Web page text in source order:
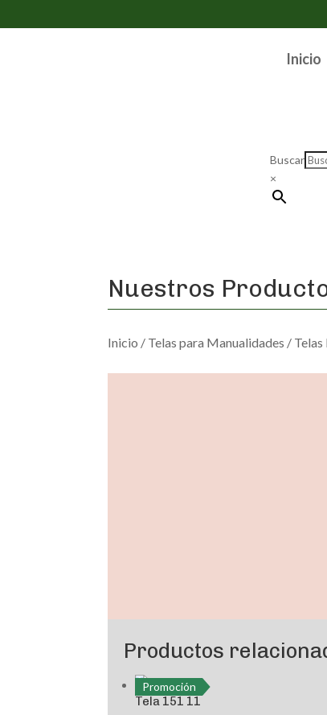
Inicio
Buscar
×
Nuestros
Inicio / Telas para Manualidades /
Productos
Promoción
Tela 151 11